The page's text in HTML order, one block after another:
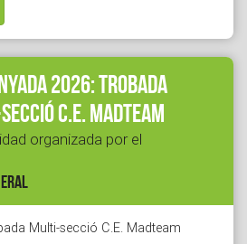
2026: Trobada
C.E. Madteam
organizada por el
Multi-secció C.E. Madteam